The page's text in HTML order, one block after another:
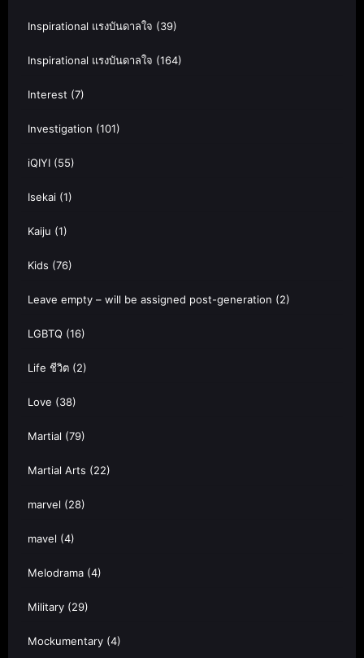
Inspirational แรงบันดาลใจ (39)
Inspirational แรงบันดาลใจ (164)
Interest (7)
Investigation (101)
iQIYI (55)
Isekai (1)
Kaiju (1)
Kids (76)
Leave empty – will be assigned post-generation (2)
LGBTQ (16)
Life ชีวิต (2)
Love (38)
Martial (79)
Martial Arts (22)
marvel (28)
mavel (4)
Melodrama (4)
Military (29)
Mockumentary (4)